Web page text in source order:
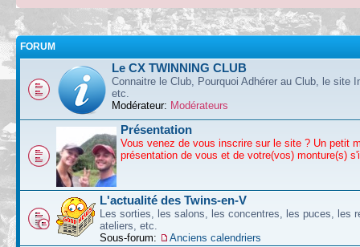
FORUM
Le CX TWINNING CLUB
Connaitre le Club, Pourquoi Adhérer au Club, le site
etc.
Modérateur: Modérateurs
Présentation
Vous venez de vous inscrire sur le site ? Un petit
présentation de vous et de votre(vos) monture(s)
L'actualité des Twins-en-V
Les sorties, les salons, les concentres, les puces, les
ateliers, etc.
Sous-forum:
Anciens calendriers